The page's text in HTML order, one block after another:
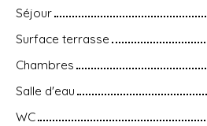
Séjour
Surface terrasse
Chambres
Salle d'eau
WC